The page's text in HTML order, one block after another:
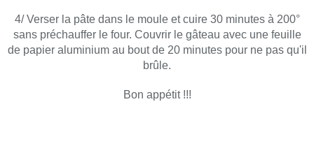
4/ Verser la pâte dans le moule et cuire 30 minutes à 200°
sans préchauffer le four. Couvrir le gâteau avec une feuille
de papier aluminium au bout de 20 minutes pour ne pas qu'il
brûle.
Bon appétit !!!